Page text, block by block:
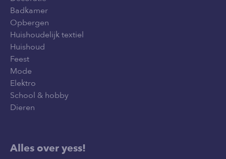
Badkamer
Opbergen
Huishoudelijk textiel
Huishoud
Feest
Mode
Elektro
School & hobby
Dieren
Alles over yess!